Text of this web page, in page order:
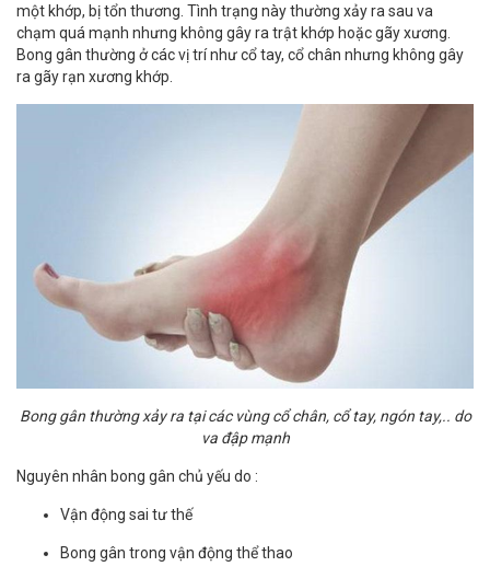
một khớp, bị tổn thương. Tình trạng này thường xảy ra sau va
chạm quá mạnh nhưng không gây ra trật khớp hoặc gãy xương.
Bong gân thường ở các vị trí như cổ tay, cổ chân nhưng không gây
ra gãy rạn xương khớp.
Bong gân thường xảy ra tại các vùng cổ chân, cổ tay, ngón tay,.. do
va đập mạnh
Nguyên nhân bong gân chủ yếu do :
Vận động sai tư thế
Bong gân trong vận động thể thao